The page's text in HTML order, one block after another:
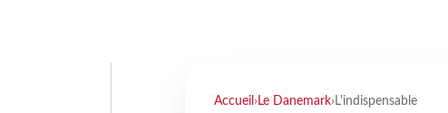
Accueil › Le Danemark› L'indispensable